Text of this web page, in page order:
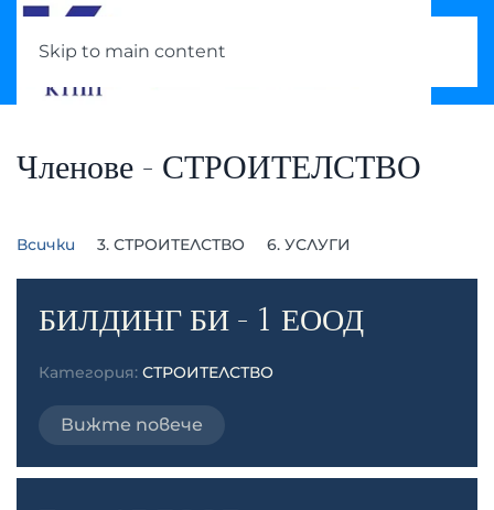
Skip to main content
Членове - СТРОИТЕЛСТВО
Всички 3. СТРОИТЕЛСТВО 6. УСЛУГИ
БИЛДИНГ БИ - 1 ЕООД
Категория: СТРОИТЕЛСТВО
Вижте повече